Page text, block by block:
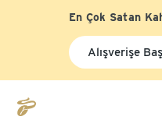
En Çok Satan
Alışverişe